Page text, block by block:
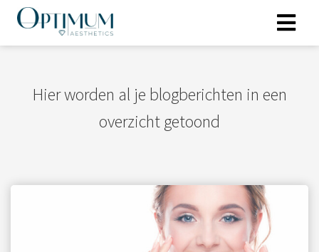
Hier worden al je blogberichten in een
overzicht getoond